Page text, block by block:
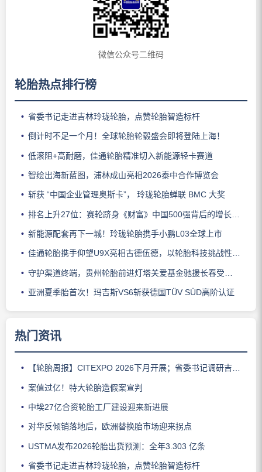
微信公众号二维码
轮胎热点排行榜
省委书记走进吉林玲珑轮胎，点赞轮胎智造标杆
倒计时不足一个月！全球轮胎轮毂盛会即将登陆上海！
低滚阻+高耐磨，佳通轮胎精准切入新能源轻卡赛道
智绘出海新蓝图，浦林成山亮相2026泰中合作博览会
斩获 “中国企业管理奥斯卡”， 玲珑轮胎蝉联 BMC 大奖
排名上升27位：赛轮跻身《财富》中国500强背后的增长逻辑
新能源配套再下一城！玲珑轮胎携手小鹏L03全球上市
佳通轮胎携手仰望U9X亮相古德伍德，以轮胎科技挑战性能边界
守护渠道终端，贵州轮胎前进灯塔关爱基金驰援长春受灾门店
亚洲夏季胎首次！玛吉斯VS6斩获德国TÜV SÜD高阶认证
热门资讯
【轮胎周报】CITEXPO 2026下月开展；省委书记调研吉林玲珑；佳通推出新能源轻卡轮胎；三角轮胎斩获大奖；中策宣布涨价
案值过亿！特大轮胎造假案宣判
中埃27亿合资轮胎工厂建设迎来新进展
对华反倾销落地后，欧洲替换胎市场迎来拐点
USTMA发布2026轮胎出货预测：全年3.303 亿条
省委书记走进吉林玲珑轮胎，点赞轮胎智造标杆